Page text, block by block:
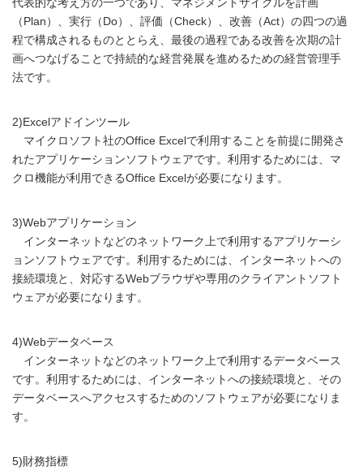
代表的な考え方の一つであり、マネジメントサイクルを計画
（Plan）、実行（Do）、評価（Check）、改善（Act）の四つの過
程で構成されるものととらえ、最後の過程である改善を次期の計
画へつなげることで持続的な経営発展を進めるための経営管理手
法です。
2)Excelアドインツール
マイクロソフト社のOffice Excelで利用することを前提に開発さ
れたアプリケーションソフトウェアです。利用するためには、マ
クロ機能が利用できるOffice Excelが必要になります。
3)Webアプリケーション
インターネットなどのネットワーク上で利用するアプリケーシ
ョンソフトウェアです。利用するためには、インターネットへの
接続環境と、対応するWebブラウザや専用のクライアントソフト
ウェアが必要になります。
4)Webデータベース
インターネットなどのネットワーク上で利用するデータベース
です。利用するためには、インターネットへの接続環境と、その
データベースへアクセスするためのソフトウェアが必要になりま
す。
5)財務指標